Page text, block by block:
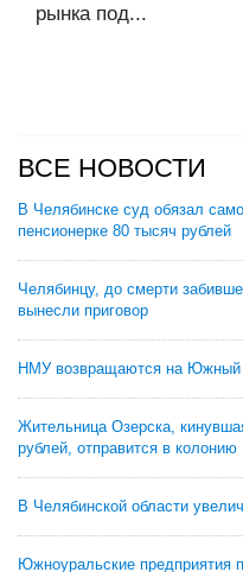
рынка под...
ВСЕ НОВОСТИ
В Челябинске суд обязал
пенсионерке 80 тысяч рублей
Челябинцу, до смерти
вынесли приговор
НМУ возвращаются на Южный
Жительница Озерска,
рублей, отправится в колонию
В Челябинской области
Южноуральские предприятия